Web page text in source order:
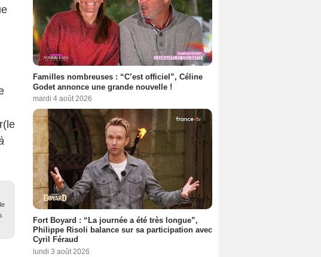
Familles nombreuses : “C’est officiel”, Céline
Godet annonce une grande nouvelle !
mardi 4 août 2026
Fort Boyard : “La journée a été très longue”,
Philippe Risoli balance sur sa participation avec
Cyril Féraud
lundi 3 août 2026